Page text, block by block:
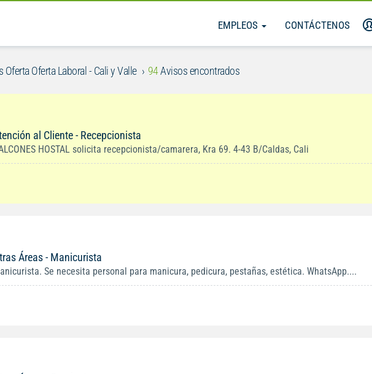
EMPLEOS CONTÁCTENOS
Oferta Laboral - Cali y Valle 94Avisos encontrados
al Cliente - Recepcionista
HOSTAL solicita recepcionista/camarera, Kra 69. 4-43 B/Caldas, Cali
Áreas - Manicurista
Se necesita personal para manicura, pedicura, pestañas, estética. WhatsApp....